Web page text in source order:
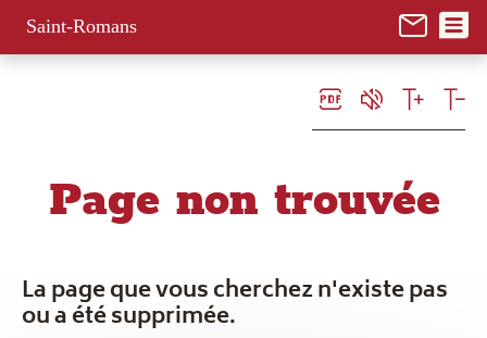
Saint-Romans
Page non trouvée
La page que vous cherchez n'existe pas
ou a été supprimée.